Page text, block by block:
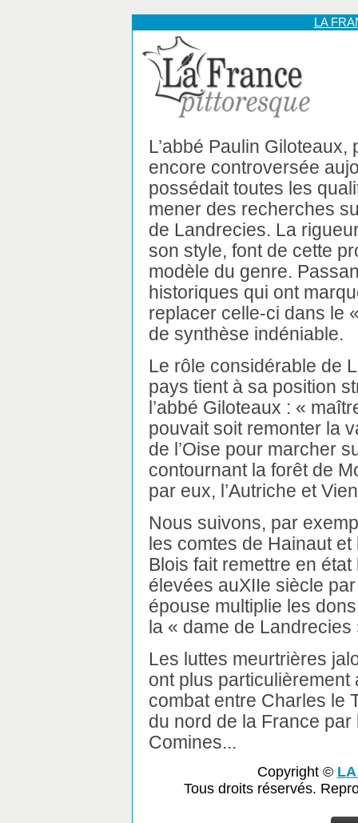
LA
L’abbé Paulin Giloteaux,
encore controversée
possédait toutes les
mener des recherches
de Landrecies. La
son style, font de cette
modèle du genre.
historiques qui ont
replacer celle-ci dans le
de synthèse indéniable.
Le rôle considérable de
pays tient à sa position
l’abbé Giloteaux : «
pouvait soit remonter la
de l’Oise pour marcher
contournant la forêt de
par eux, l’Autriche et
Nous suivons, par
les comtes de Hainaut et
Blois fait remettre en
élevées auXIIe siècle
épouse multiplie les
la « dame de Landrecies
Les luttes meurtrières
ont plus
combat entre Charles le
du nord de la France
Comines...
Copyright ©
Tous droits réservés.